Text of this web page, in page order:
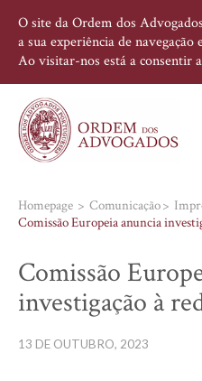
O site da Ordem dos
a sua experiência de
Ao visitar-nos está a consentir
Homepage Comunicação
Comissão Europeia anuncia
Comissão
investigação à
13 DE OUTUBRO, 2023